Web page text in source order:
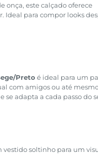
onça, este calçado oferece
Ideal para compor looks
Preto é ideal para um
com amigos ou até
se adapta a cada passo do
vestido soltinho para um